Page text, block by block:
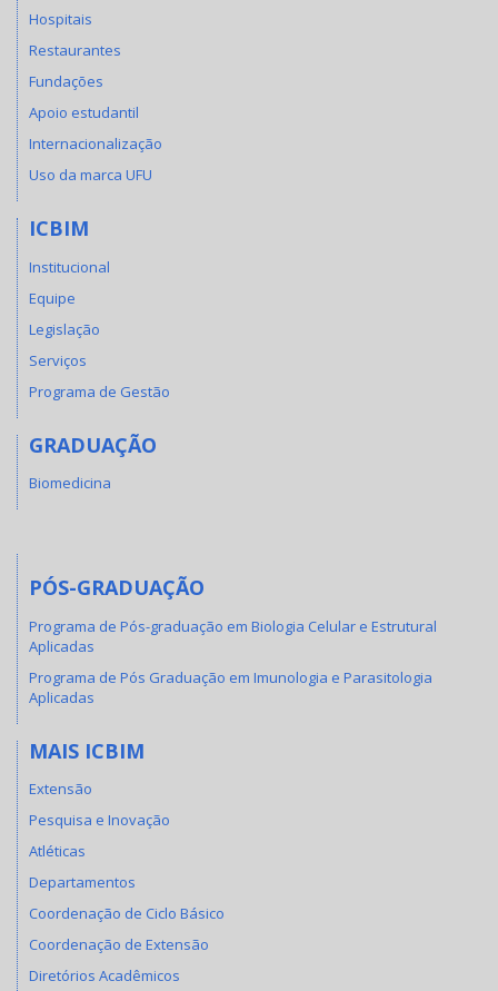
Hospitais
Restaurantes
Fundações
Apoio estudantil
Internacionalização
Uso da marca UFU
ICBIM
Institucional
Equipe
Legislação
Serviços
Programa de Gestão
GRADUAÇÃO
Biomedicina
PÓS-GRADUAÇÃO
Programa de Pós-graduação em Biologia Celular e Estrutural
Aplicadas
Programa de Pós Graduação em Imunologia e Parasitologia
Aplicadas
MAIS ICBIM
Extensão
Pesquisa e Inovação
Atléticas
Departamentos
Coordenação de Ciclo Básico
Coordenação de Extensão
Diretórios Acadêmicos